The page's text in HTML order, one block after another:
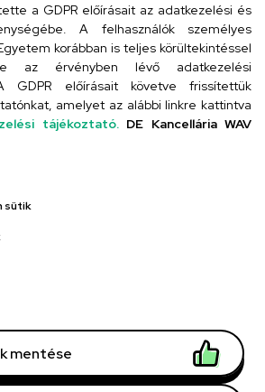
telefonkönyv
a GDPR előírásait az adatkezelési és
A felhasználók személyes
korábban is teljes körültekintéssel
az érvényben lévő adatkezelési
GDPR előírásait követve frissítettük
amelyet az alábbi linkre kattintva
tájékoztató. DE Kancellária WAV
sütik
mentése